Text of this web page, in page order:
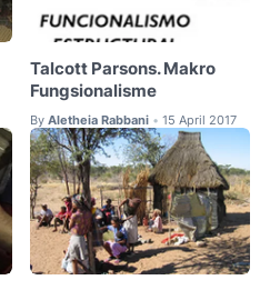
Talcott Parsons. Makro
Fungsionalisme
By Aletheia Rabbani • 15 April 2017